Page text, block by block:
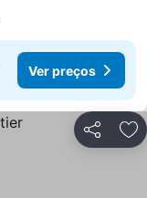
Ver preços
Partilhar